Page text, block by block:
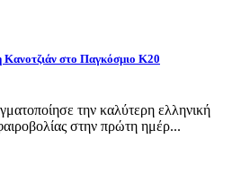
Κανοτζιάν στο Παγκόσμιο Κ20
την καλύτερη ελληνική
στην πρώτη ημέρ...